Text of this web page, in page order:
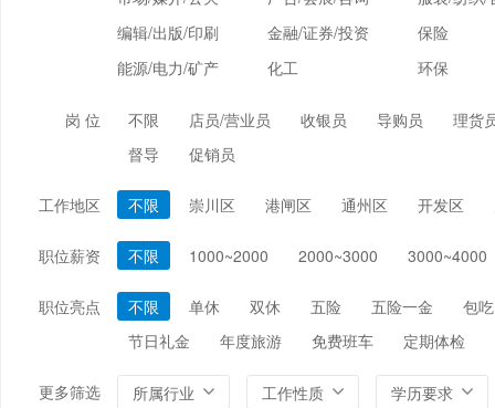
编辑/出版/印刷
金融/证券/投资
保险
能源/电力/矿产
化工 环保
岗 位 不限 店员/营业员 收银员 导购员
理货
督导
促销员
工作地区 不限 崇川区 港闸区 通州区 开发区
职位薪资 不限 1000~2000 2000~3000 3000~4000
职位亮点 不限 单休 双休 五险 五险一金
包吃
节日礼金
年度旅游 免费班车 定期体检
更多筛选 所属行业 工作性质 学历要求